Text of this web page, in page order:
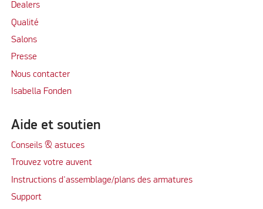
Dealers
Qualité
Salons
Presse
Nous contacter
Isabella Fonden
Aide et soutien
Conseils & astuces
Trouvez votre auvent
Instructions d'assemblage/plans des armatures
Support